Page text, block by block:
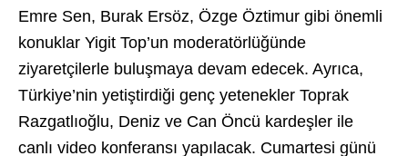
Emre Sen, Burak Ersöz, Özge Öztimur gibi önemli
konuklar Yigit Top’un moderatörlüğünde
ziyaretçilerle buluşmaya devam edecek. Ayrıca,
Türkiye’nin yetiştirdiği genç yetenekler Toprak
Razgatlıoğlu, Deniz ve Can Öncü kardeşler ile
canlı video konferansı yapılacak. Cumartesi günü